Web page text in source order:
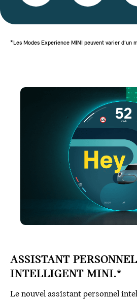
*Les Modes Experience MINI peuvent varier d’un
ASSISTANT PERSONNEL
INTELLIGENT MINI.*
Le nouvel assistant personnel